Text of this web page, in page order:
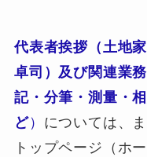
代表者挨拶（土地
卓司）及び関連業
記・分筆・測量・
ど） については、
トップページ（ホ